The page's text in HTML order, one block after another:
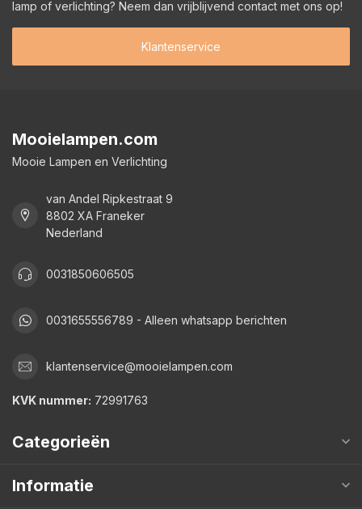
lamp of verlichting? Neem dan vrijblijvend contact met ons op!
Klantenservice
Mooielampen.com
Mooie Lampen en Verlichting
van Andel Ripkestraat 9
8802 XA Franeker
Nederland
0031850606505
0031655556789 - Alleen whatsapp berichten
klantenservice@mooielampen.com
KVK nummer: 72991763
Categorieën
Informatie